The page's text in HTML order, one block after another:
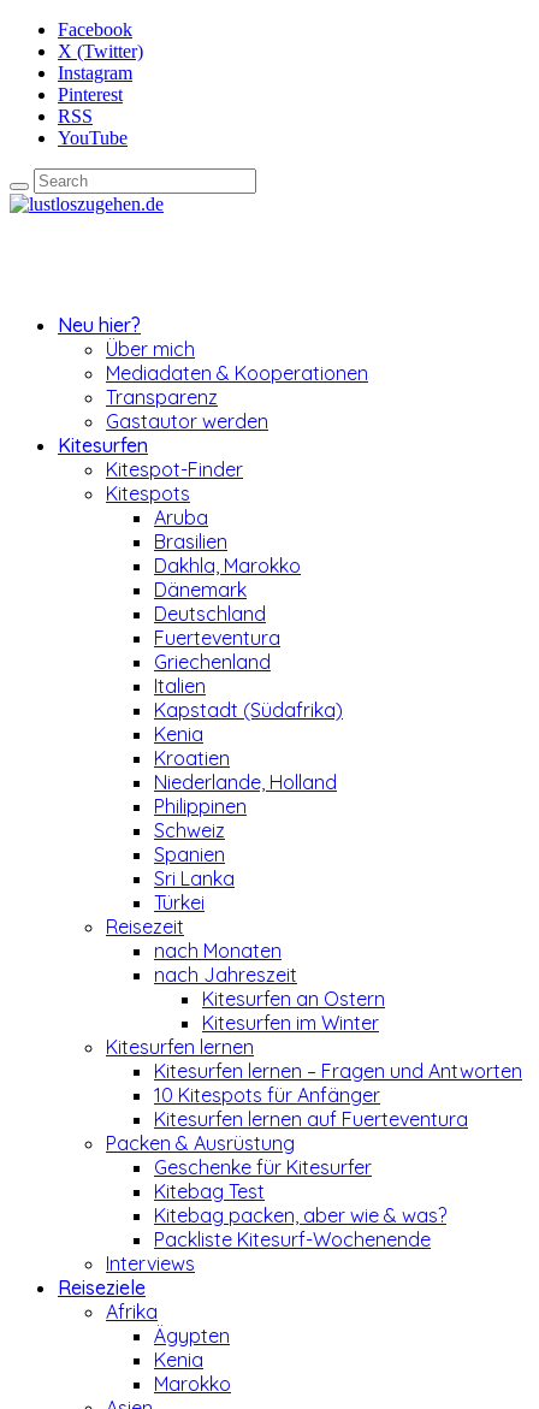
Facebook
X (Twitter)
Instagram
Pinterest
RSS
YouTube
Neu hier?
Über mich
Mediadaten & Kooperationen
Transparenz
Gastautor werden
Kitesurfen
Kitespot-Finder
Kitespots
Aruba
Brasilien
Dakhla, Marokko
Dänemark
Deutschland
Fuerteventura
Griechenland
Italien
Kapstadt (Südafrika)
Kenia
Kroatien
Niederlande, Holland
Philippinen
Schweiz
Spanien
Sri Lanka
Türkei
Reisezeit
nach Monaten
nach Jahreszeit
Kitesurfen an Ostern
Kitesurfen im Winter
Kitesurfen lernen
Kitesurfen lernen – Fragen und Antworten
10 Kitespots für Anfänger
Kitesurfen lernen auf Fuerteventura
Packen & Ausrüstung
Geschenke für Kitesurfer
Kitebag Test
Kitebag packen, aber wie & was?
Packliste Kitesurf-Wochenende
Interviews
Reiseziele
Afrika
Ägypten
Kenia
Marokko